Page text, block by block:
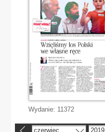
Wydanie: 11372
czerwiec 2019